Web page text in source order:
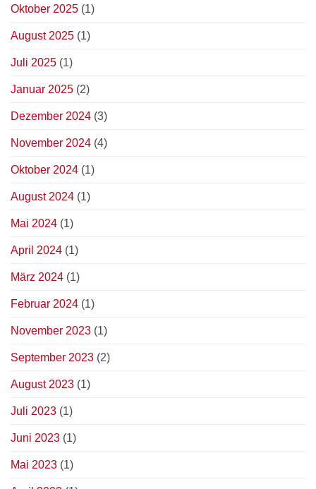
Oktober 2025 (1)
August 2025 (1)
Juli 2025 (1)
Januar 2025 (2)
Dezember 2024 (3)
November 2024 (4)
Oktober 2024 (1)
August 2024 (1)
Mai 2024 (1)
April 2024 (1)
März 2024 (1)
Februar 2024 (1)
November 2023 (1)
September 2023 (2)
August 2023 (1)
Juli 2023 (1)
Juni 2023 (1)
Mai 2023 (1)